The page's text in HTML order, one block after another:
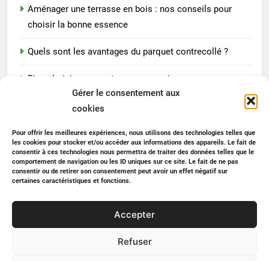
Gérer le consentement aux
cookies
Pour offrir les meilleures expériences, nous utilisons des technologies telles que
les cookies pour stocker et/ou accéder aux informations des appareils. Le fait de
consentir à ces technologies nous permettra de traiter des données telles que le
comportement de navigation ou les ID uniques sur ce site. Le fait de ne pas
consentir ou de retirer son consentement peut avoir un effet négatif sur
certaines caractéristiques et fonctions.
Accepter
Refuser
Aménager une terrasse en bois : nos conseils pour
choisir la bonne essence
Quels sont les avantages du parquet contrecollé ?
Bien choisir un spa et ses accessoires
Comment personnaliser son logement étudiant sans
Blogroll